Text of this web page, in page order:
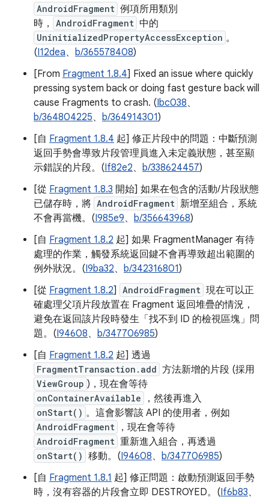
AndroidFragment 例項所用類別
時，
AndroidFragment 中的
UninitializedPropertyAccessException 。
(I12dea、 b/365578408)
[From Fragment 1.8.4] Fixed an issue where quickly
pressing system back or doing fast gesture back will
cause Fragments to crash. (Ibc038、
b/364804225、 b/364914301)
[自 Fragment 1.8.4 起] 修正片段中的問題：中斷預測
返回手勢會導致片段管理員進入未定義狀態，甚至顯
示錯誤的片段。(If82e2、 b/338624457)
[從 Fragment 1.8.3 開始] 如果在包含的活動/片段狀態
已儲存時，將 AndroidFragment 新增至組合，系統
不會再當機。(I985e9、 b/356643968)
[自 Fragment 1.8.2 起] 如果 FragmentManager 有待
處理的作業，觸發系統返回鍵不會再導致超出範圍的
例外狀況。(I9ba32、 b/342316801)
[從 Fragment 1.8.2] AndroidFragment 現在可以正
確處理父項片段放置在 Fragment 返回堆疊的情況，
避免在返回該片段時發生「找不到 ID 的檢視區塊」問
題。(I94608、 b/347706985)
[自 Fragment 1.8.2 起] 透過
FragmentTransaction.add 方法新增的片段 (採用
ViewGroup )，現在會等待
onContainerAvailable ，然後再進入
onStart() 。這會影響該 API 的使用者，例如
AndroidFragment ，現在會等待
AndroidFragment 重新進入組合，再透過
onStart() 移動。(I94608、 b/347706985)
[自 Fragment 1.8.1 起] 修正問題：啟動預測返回手勢
時，沒有容器的片段會立即 DESTROYED。(If6b83、